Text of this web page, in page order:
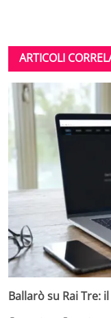
ARTICOLI
Ballarò su Rai Tre: